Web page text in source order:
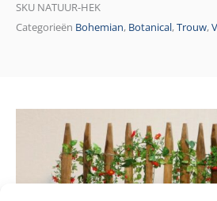
SKU NATUUR-HEK
Categorieën Bohemian, Botanical,Trouw,